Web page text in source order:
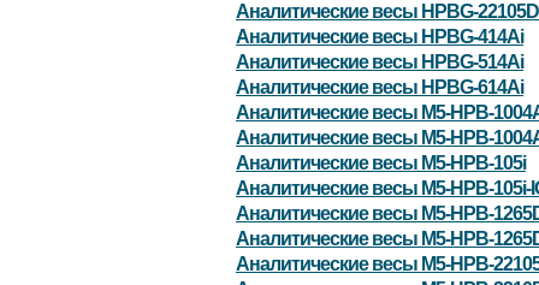
Аналитические весы HPBG-
Аналитические весы HPBG-414Ai
Аналитические весы HPBG-514Ai
Аналитические весы HPBG-614Ai
Аналитические весы M5-HPB-
Аналитические весы M5-HPB-
Аналитические весы M5-HPB-105i
Аналитические весы M5-HPB-105i-
Аналитические весы M5-HPB-
Аналитические весы M5-HPB-
Аналитические весы M5-HPB-